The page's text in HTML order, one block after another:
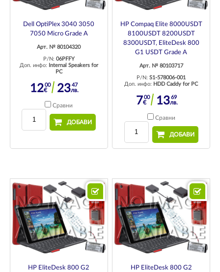
Dell OptiPlex 3040 3050
7050 Micro Grade A
Арт. № 80104320
P/N: 06PFFY
Доп. инфо:
Internal Speakers for
PC
1200
€ 2347
лв.
Сравни
ДОБАВИ
HP Compaq Elite 8000USDT
8100USDT 8200USDT
8300USDT, EliteDesk 800
G1 USDT Grade A
Арт. № 80103717
P/N:S1-578006-001
Доп. инфо: HDD Caddy for PC
700
€ 1369
лв.
Сравни
ДОБАВИ
HP EliteDesk 800 G2
HP EliteDesk 800 G2